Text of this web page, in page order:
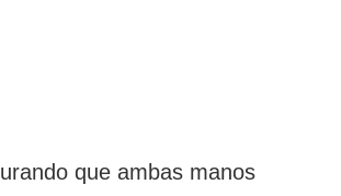
que ambas manos